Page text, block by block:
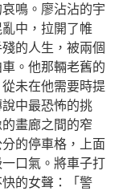
鳴。廖沾沾的宇
中，拉開了帷
的人生，被兩個
。他那輛老舊的
未在他需要時提
中最恐怖的挑
畫廊之間的窄
的停車格，上面
口氣。將車子打
的女聲：「警